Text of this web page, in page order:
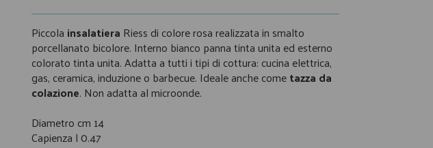
Piccola insalatiera Riess di colore rosa realizzata in smalto
porcellanato bicolore. Interno bianco panna tinta unita ed esterno
colorato tinta unita. Adatta a tutti i tipi di cottura: cucina elettrica,
gas, ceramica, induzione o barbecue. Ideale anche cometazza da
colazione. Non adatta al microonde.
Diametro cm 14
Capienza l 0.47